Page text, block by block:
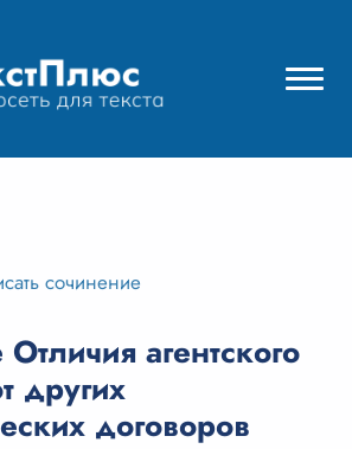
сочинение
агентского
других
договоров